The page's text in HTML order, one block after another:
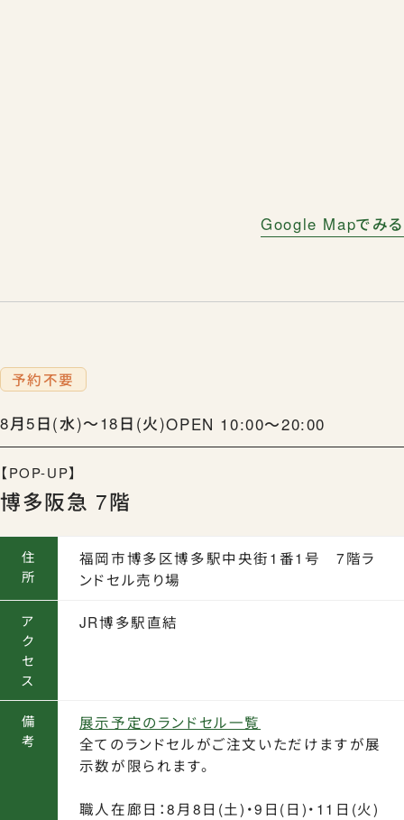
Google Mapでみる
予約不要
8月5日(水)〜18日(火)OPEN 10:00〜20:00
【POP-UP】
博多阪急 7階
住
所
福岡市博多区博多駅中央街1番1号 7階ラ
ンドセル売り場
ア
ク
セ
ス
JR博多駅直結
備
考
展示予定のランドセル一覧
全てのランドセルがご注文いただけますが展
示数が限られます。
職人在廊日：8月8日(土)・9日(日)・11日(火)